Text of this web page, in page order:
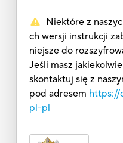
Niektóre z
ch wersji instrukcji
niejsze do
Jeśli masz
skontaktuj się z
pod adresem https://
pl-pl